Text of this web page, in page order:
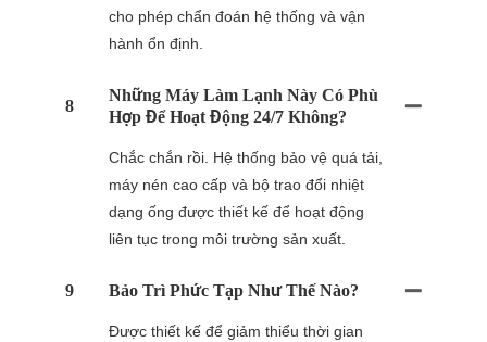
cho phép chẩn đoán hệ thống và vận
hành ổn định.
8
Những Máy Làm Lạnh Này Có Phù
Hợp Để Hoạt Động 24/7 Không?
Chắc chắn rồi. Hệ thống bảo vệ quá tải,
máy nén cao cấp và bộ trao đổi nhiệt
dạng ống được thiết kế để hoạt động
liên tục trong môi trường sản xuất.
9 Bảo Trì Phức Tạp Như Thế Nào?
Được thiết kế để giảm thiểu thời gian